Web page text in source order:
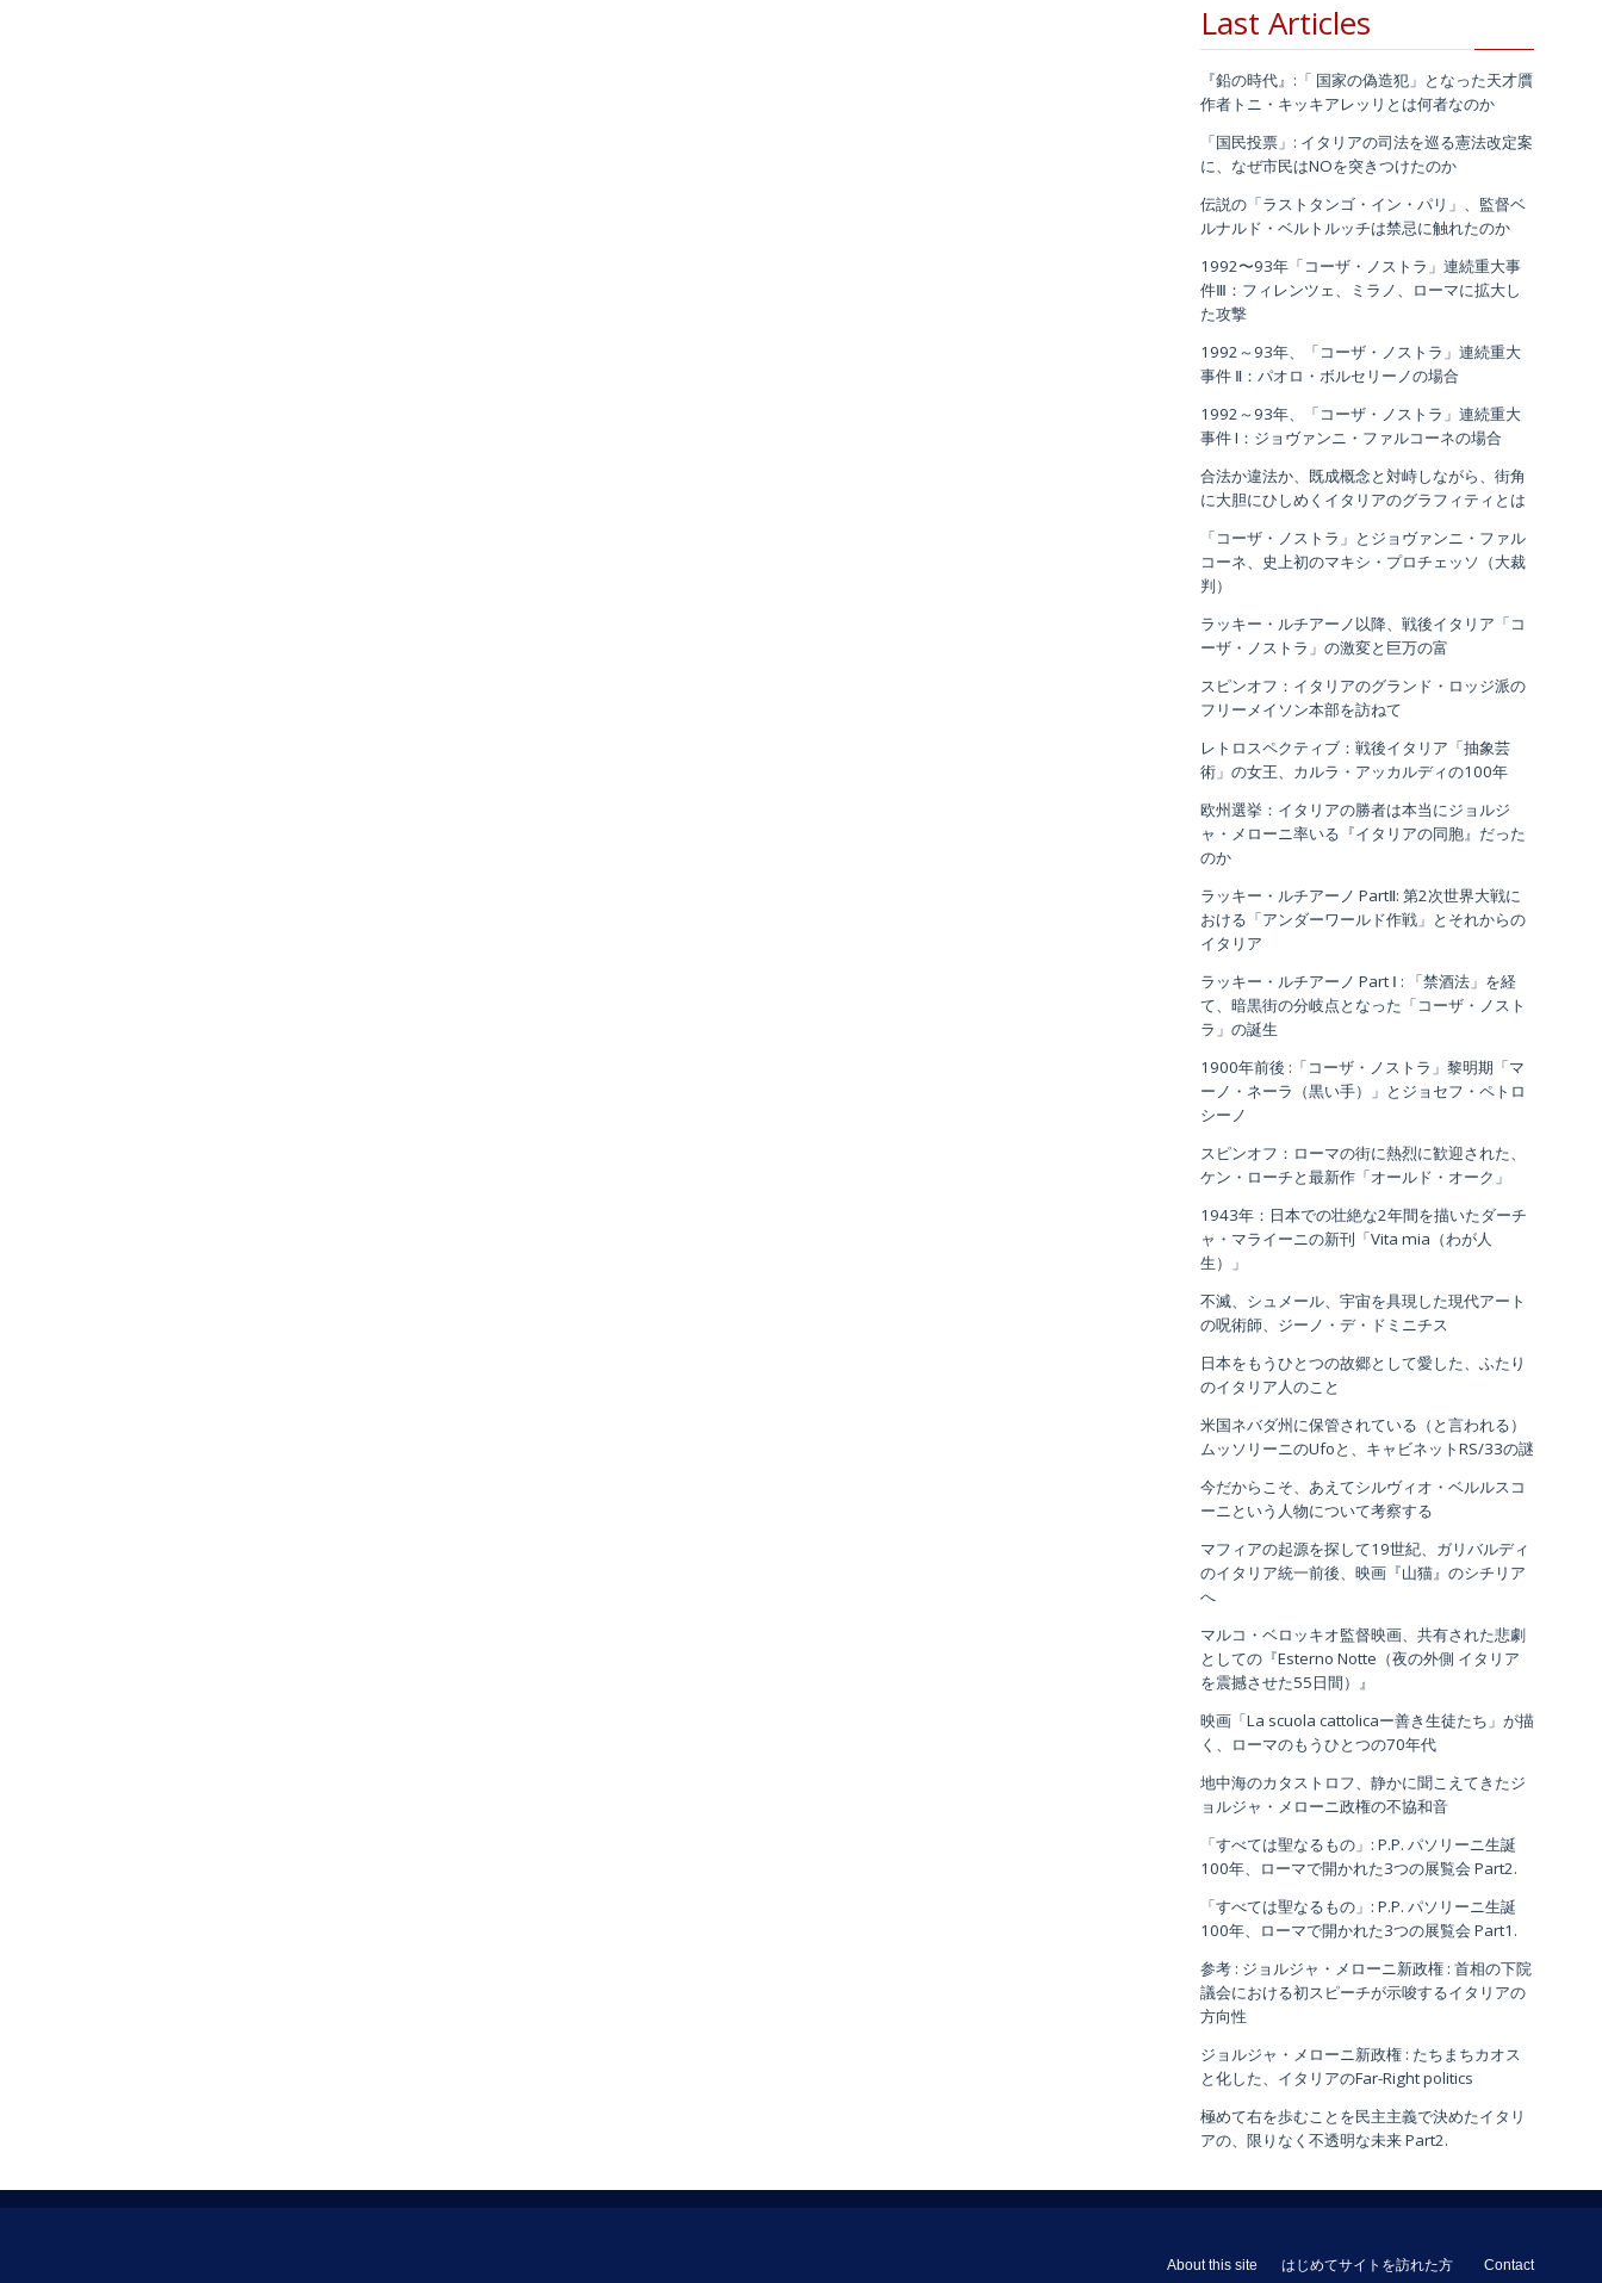
Last Articles
『鉛の時代』:「 国家の偽造犯」となった天才贋
作者トニ・キッキアレッリとは何者なのか
「国民投票」: イタリアの司法を巡る憲法改定案
に、なぜ市民はNOを突きつけたのか
伝説の「ラストタンゴ・イン・パリ」、監督ベ
ルナルド・ベルトルッチは禁忌に触れたのか
1992〜93年「コーザ・ノストラ」連続重大事
件Ⅲ：フィレンツェ、ミラノ、ローマに拡大し
た攻撃
1992～93年、「コーザ・ノストラ」連続重大
事件 Ⅱ：パオロ・ボルセリーノの場合
1992～93年、「コーザ・ノストラ」連続重大
事件 I：ジョヴァンニ・ファルコーネの場合
合法か違法か、既成概念と対峙しながら、街角
に大胆にひしめくイタリアのグラフィティとは
「コーザ・ノストラ」とジョヴァンニ・ファル
コーネ、史上初のマキシ・プロチェッソ（大裁
判）
ラッキー・ルチアーノ以降、戦後イタリア「コ
ーザ・ノストラ」の激変と巨万の富
スピンオフ：イタリアのグランド・ロッジ派の
フリーメイソン本部を訪ねて
レトロスペクティブ：戦後イタリア「抽象芸
術」の女王、カルラ・アッカルディの100年
欧州選挙：イタリアの勝者は本当にジョルジ
ャ・メローニ率いる『イタリアの同胞』だった
のか
ラッキー・ルチアーノ PartⅡ: 第2次世界大戦に
おける「アンダーワールド作戦」とそれからの
イタリア
ラッキー・ルチアーノ Part Ⅰ : 「禁酒法」を経
て、暗黒街の分岐点となった「コーザ・ノスト
ラ」の誕生
1900年前後 :「コーザ・ノストラ」黎明期「マ
ーノ・ネーラ（黒い手）」とジョセフ・ペトロ
シーノ
スピンオフ：ローマの街に熱烈に歓迎された、
ケン・ローチと最新作「オールド・オーク」
1943年：日本での壮絶な2年間を描いたダーチ
ャ・マライーニの新刊「Vita mia（わが人
生）」
不滅、シュメール、宇宙を具現した現代アート
の呪術師、ジーノ・デ・ドミニチス
日本をもうひとつの故郷として愛した、ふたり
のイタリア人のこと
米国ネバダ州に保管されている（と言われる）
ムッソリーニのUfoと、キャビネットRS/33の謎
今だからこそ、あえてシルヴィオ・ベルルスコ
ーニという人物について考察する
マフィアの起源を探して19世紀、ガリバルディ
のイタリア統一前後、映画『山猫』のシチリア
へ
マルコ・ベロッキオ監督映画、共有された悲劇
としての『Esterno Notte（夜の外側 イタリア
を震撼させた55日間）』
映画「La scuola cattolicaー善き生徒たち」が描
く、ローマのもうひとつの70年代
地中海のカタストロフ、静かに聞こえてきたジ
ョルジャ・メローニ政権の不協和音
「すべては聖なるもの」: P.P. パソリーニ生誕
100年、ローマで開かれた3つの展覧会 Part2.
「すべては聖なるもの」: P.P. パソリーニ生誕
100年、ローマで開かれた3つの展覧会 Part1.
参考 : ジョルジャ・メローニ新政権 : 首相の下院
議会における初スピーチが示唆するイタリアの
方向性
ジョルジャ・メローニ新政権 : たちまちカオス
と化した、イタリアのFar-Right politics
極めて右を歩むことを民主主義で決めたイタリ
アの、限りなく不透明な未来 Part2.
About this site
はじめてサイトを訪れた方
Contact